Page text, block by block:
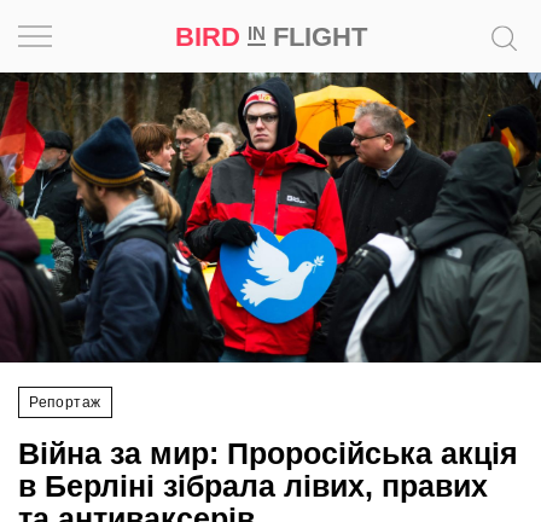
BIRD INFLIGHT
Репортаж
Війна за мир: Проросійська акція
в Берліні зібрала лівих, правих